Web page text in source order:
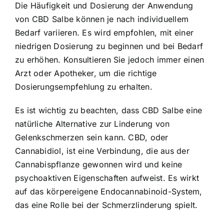
Die Häufigkeit und Dosierung der Anwendung
von CBD Salbe können je nach individuellem
Bedarf variieren. Es wird empfohlen, mit einer
niedrigen Dosierung zu beginnen und bei Bedarf
zu erhöhen. Konsultieren Sie jedoch immer einen
Arzt oder Apotheker, um die richtige
Dosierungsempfehlung zu erhalten.
Es ist wichtig zu beachten, dass CBD Salbe eine
natürliche Alternative zur Linderung von
Gelenkschmerzen sein kann. CBD, oder
Cannabidiol, ist eine Verbindung, die aus der
Cannabispflanze gewonnen wird und keine
psychoaktiven Eigenschaften aufweist. Es wirkt
auf das körpereigene Endocannabinoid-System,
das eine Rolle bei der Schmerzlinderung spielt.